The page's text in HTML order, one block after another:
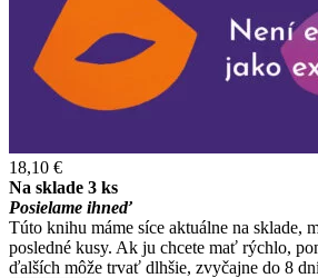
18,10 €
Na sklade 3 ks
Posielame ihneď
Túto knihu máme síce aktuálne na sklade,
posledné kusy. Ak ju chcete mať rýchlo,
ďalších môže trvať dlhšie, zvyčajne do 8